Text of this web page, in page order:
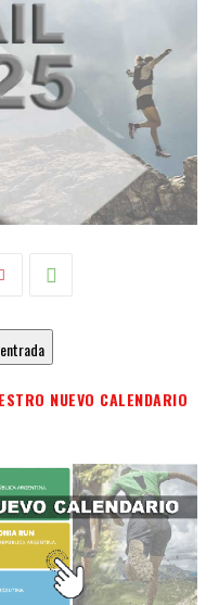
NUEVO CALENDARIO